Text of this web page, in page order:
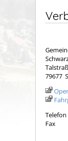
79677
Telefon
Fax